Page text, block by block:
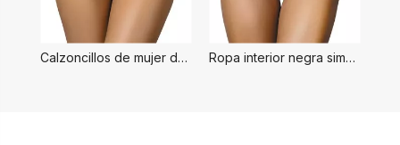
Calzoncillos de mujer de estilo simple blanco Ropa interior negra simple para mujer